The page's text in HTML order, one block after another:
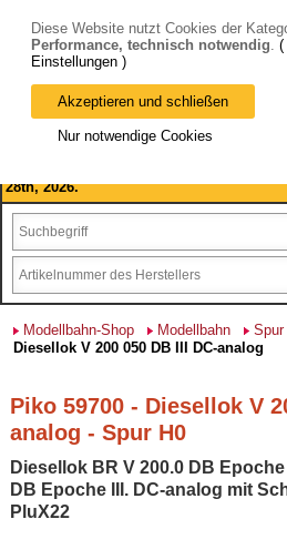
Bitte beachten Sie: wir machen
August 2026 haben wir geschlossen.
28th, 2026.
Modellbahn-Shop Modellbahn Spur
Diesellok V 200 050 DB III DC-analog
Piko 59700 - Diesellok V
analog - Spur H0
Diesellok BR V 200.0 DB
DB Epoche III. DC-analog mit
PluX22
Diese Website nutzt Cookies der
Performance, technisch notwendig. (
Einstellungen )
Akzeptieren und schließen
Nur notwendige Cookies